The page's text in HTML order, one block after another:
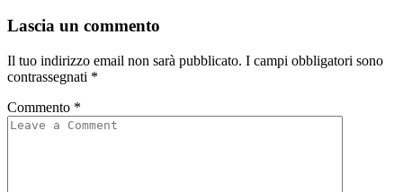
Lascia un commento
Il tuo indirizzo email non sarà pubblicato. I campi obbligatori sono
contrassegnati *
Commento *